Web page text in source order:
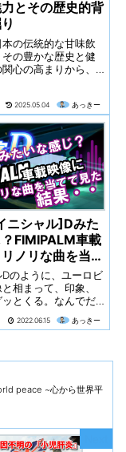
とその歴史的背
の伝統的な甘味飲
の豊かな歴史と健
心の高まりから、
られる甘酒は、それ
徴を持ち、日本の
いて独自の地位を築
。今回は、甘酒の定
造方法、栄養価、
歴史的背景、文化的
方法、料理への活
研究動向、そして現
について考察した
。また、福岡と東
地域における甘酒
ても掘り下げてい
ます。
2025.05.04 あっきー
ニシャル]Dみた
FIMIPALM車載
ノリな曲を当て
・・
のように、ユーロビ
相まって、印象、
とくる。なんでだ
像が浮かんできて、
す。そんな感じ
、曲でその場面の
う変わるのか？
2022.06.15 あっきー
peace ~心から世界平